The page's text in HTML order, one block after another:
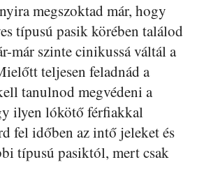
megszoktad már, hogy
típusú pasik körében találod
már szinte cinikussá váltál a
teljesen feladnád a
tanulnod megvédeni a
ilyen lókötő férfiakkal
fel időben az intő jeleket és
típusú pasiktól, mert csak